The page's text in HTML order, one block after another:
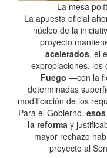
La mesa
La apuesta oficial
núcleo de la
proyecto
acelerados, el
expropiaciones, los
Fuego —con la
determinadas
modificación de los
Para el Gobierno,
la reforma y
mayor rechazo
proyecto al